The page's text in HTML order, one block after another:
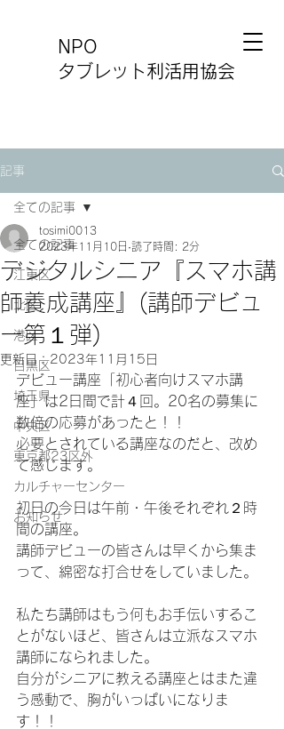
NPO
タブレット利活用協会
記事
全ての記事
江東区
北区
港区
目黒区
埼玉県
中央区
東京都23区外
カルチャーセンター
お知らせ
全ての記事
デジタルシニア『スマホ講
師養成講座』(講師デビュ
ー第１弾)
tosimi0013
2023年11月10日 読了時間: 2分
更新日：2023年11月15日
デビュー講座「初心者向けスマホ講
座」は2日間で計４回。20名の募集に
数倍の応募があったと！！
必要とされている講座なのだと、改め
て感じます。
初日の今日は午前・午後それぞれ２時
間の講座。
講師デビューの皆さんは早くから集ま
って、綿密な打合せをしていました。
私たち講師はもう何もお手伝いするこ
とがないほど、皆さんは立派なスマホ
講師になられました。
自分がシニアに教える講座とはまた違
う感動で、胸がいっぱいになりま
す！！